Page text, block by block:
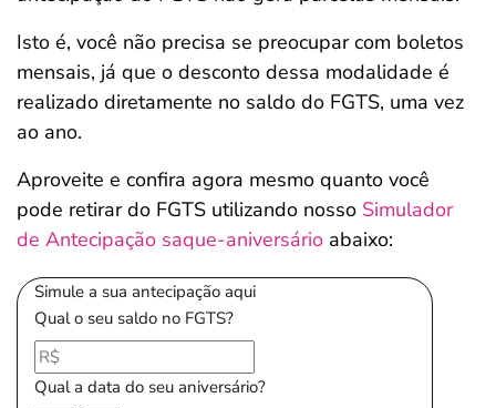
Isto é, você não precisa se preocupar com boletos
mensais, já que o desconto dessa modalidade é
realizado diretamente no saldo do FGTS, uma vez
ao ano.
Aproveite e confira agora mesmo quanto você
pode retirar do FGTS utilizando nosso Simulador
de Antecipação saque-aniversário abaixo:
Simule a sua antecipação aqui
Qual o seu saldo no FGTS?
Qual a data do seu aniversário?